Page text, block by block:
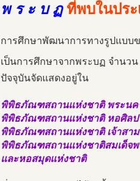
พ ร ะ บ ฏ ที่พบในปร
การศึกษาพัฒนาการทางรูปแบบ
เป็นการศึกษาจากพระบฏ จำนวน
ปัจจุบันจัดแสดงอยู่ใน
พิพิธภัณฑสถานแห่งชาติ พระนค
พิพิธภัณฑสถานแห่งชาติ หอศิลป
พิพิธภัณฑสถานแห่งชาติ เจ้าสา
พิพิธภัณฑสถานแห่งชาติสมเด็จ
และหอสมุดแห่งชาติ